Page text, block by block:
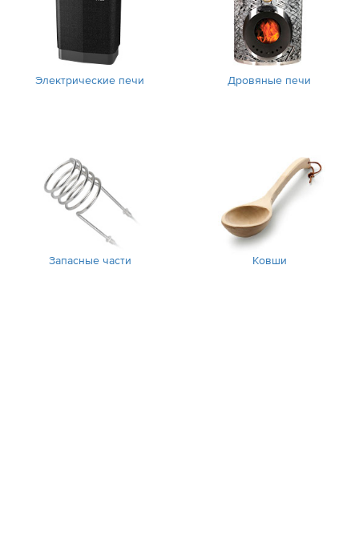
Электрические печи Дровяные печи
Запасные части Ковши